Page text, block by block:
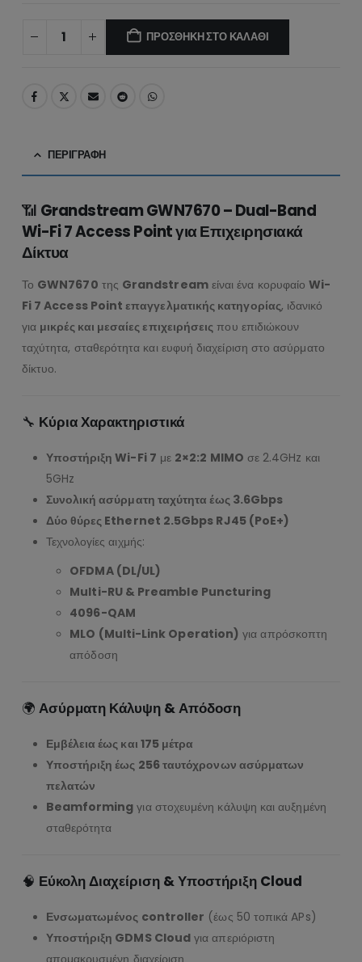
ΠΡΟΣΘΉΚΗ ΣΤΟ ΚΑΛΆΘΙ
ΠΕΡΙΓΡΑΦΉ
📶 Grandstream GWN7670 – Dual-Band
Wi-Fi 7 Access Point για Επιχειρησιακά
Δίκτυα
Το GWN7670 της Grandstreamείναι ένα κορυφαίοWi-
Fi 7 Access Point επαγγελματικής κατηγορίας, ιδανικό
για μικρές και μεσαίες επιχειρήσεις που επιδιώκουν
ταχύτητα, σταθερότητα και ευφυή διαχείριση στο ασύρματο
δίκτυο.
🔧 Κύρια Χαρακτηριστικά
Υποστήριξη Wi-Fi 7 με 2×2:2 MIMO σε 2.4GHz και
5GHz
Συνολική ασύρματη ταχύτητα έως 3.6Gbps
Δύο θύρες Ethernet 2.5Gbps RJ45 (PoE+)
Τεχνολογίες αιχμής:
OFDMA (DL/UL)
Multi-RU & Preamble Puncturing
4096-QAM
MLO (Multi-Link Operation) για απρόσκοπτη
απόδοση
🌍 Ασύρματη Κάλυψη & Απόδοση
Εμβέλεια έως και 175 μέτρα
Υποστήριξη έως 256 ταυτόχρονων ασύρματων
πελατών
Beamforming για στοχευμένη κάλυψη και αυξημένη
σταθερότητα
🧠 Εύκολη Διαχείριση & Υποστήριξη Cloud
Ενσωματωμένος controller (έως 50 τοπικά APs)
Υποστήριξη GDMS Cloud για απεριόριστη
απομακρυσμένη διαχείριση